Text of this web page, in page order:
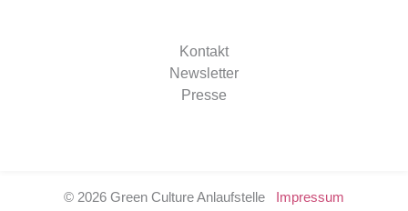
Kontakt
Newsletter
Presse
© 2026 Green Culture Anlaufstelle Impressum